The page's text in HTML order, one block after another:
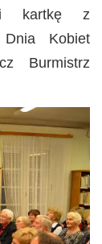
i kartkę z
Kobiet
Burmistrz